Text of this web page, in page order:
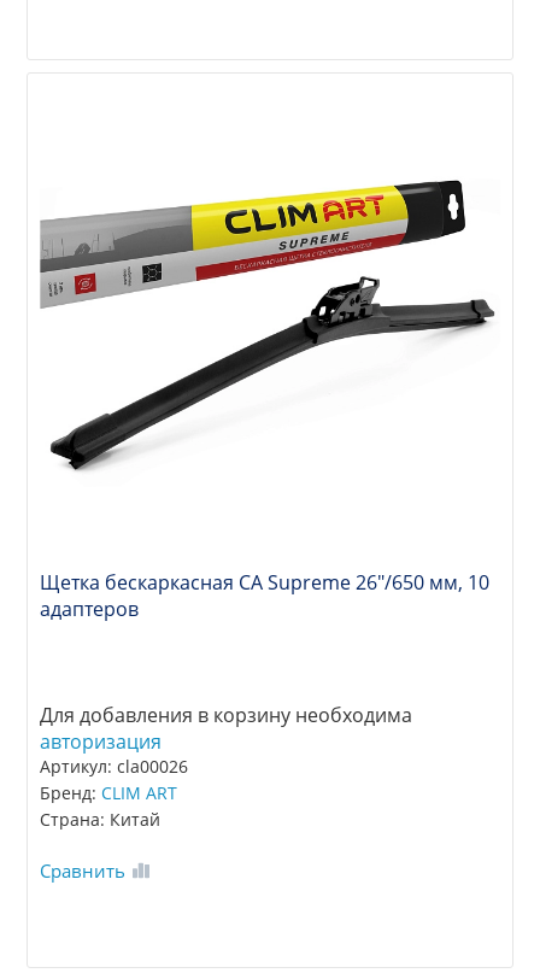
Щетка бескаркасная CA Supreme 26"/650 мм, 10
адаптеров
Для добавления в корзину необходима
авторизация
Артикул: cla00026
Бренд:CLIM ART
Страна: Китай
Сравнить